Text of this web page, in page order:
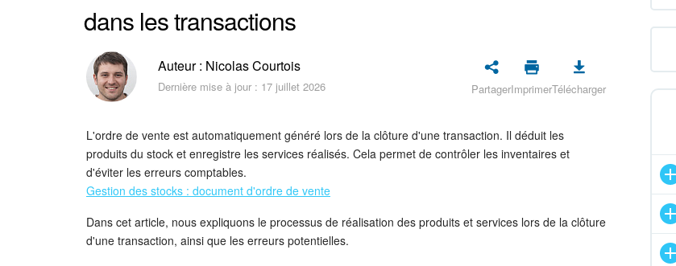
dans les transactions
Auteur : Nicolas Courtois
Dernière mise à jour : 17 juillet 2026 PartagerImprimerTélécharger
L'ordre de vente est automatiquement généré lors de la clôture d'une transaction. Il déduit les
produits du stock et enregistre les services réalisés. Cela permet de contrôler les inventaires et
d'éviter les erreurs comptables.
Gestion des stocks : document d'ordre de vente
Dans cet article, nous expliquons le processus de réalisation des produits et services lors de la clôture
d'une transaction, ainsi que les erreurs potentielles.